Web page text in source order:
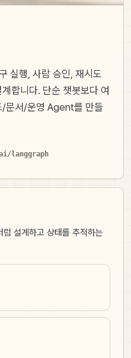
실행, 사람 승인, 재시도
합니다. 단순 챗봇보다 여
/문서/운영 Agent를 만들
langgraph
설계하고 상태를 추적하는